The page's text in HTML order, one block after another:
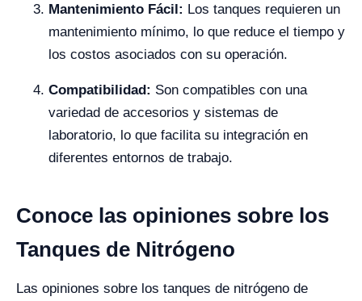
Mantenimiento Fácil: Los tanques requieren un
mantenimiento mínimo, lo que reduce el tiempo y
los costos asociados con su operación.
Compatibilidad: Son compatibles con una
variedad de accesorios y sistemas de
laboratorio, lo que facilita su integración en
diferentes entornos de trabajo.
Conoce las opiniones sobre los
Tanques de Nitrógeno
Las opiniones sobre los tanques de nitrógeno de